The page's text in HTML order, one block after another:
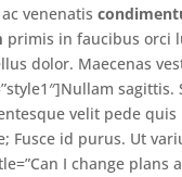
venenatis
primis in faucibus orci
dolor. Maecenas
velit pede
Fusce id purus. Ut
I change plans